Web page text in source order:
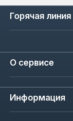
Горячая
О сервисе
Информация